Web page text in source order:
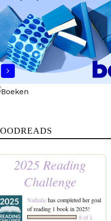
2025 Reading
Challenge
Nathaliehas completed her goal
of reading 1 book in 2025!
8 of 1